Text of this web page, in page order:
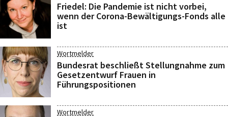
Friedel: Die Pandemie ist nicht vorbei,
wenn der Corona-Bewältigungs-Fonds alle
ist
Wortmelder
Bundesrat beschließt Stellungnahme zum
Gesetzentwurf Frauen in
Führungspositionen
Wortmelder